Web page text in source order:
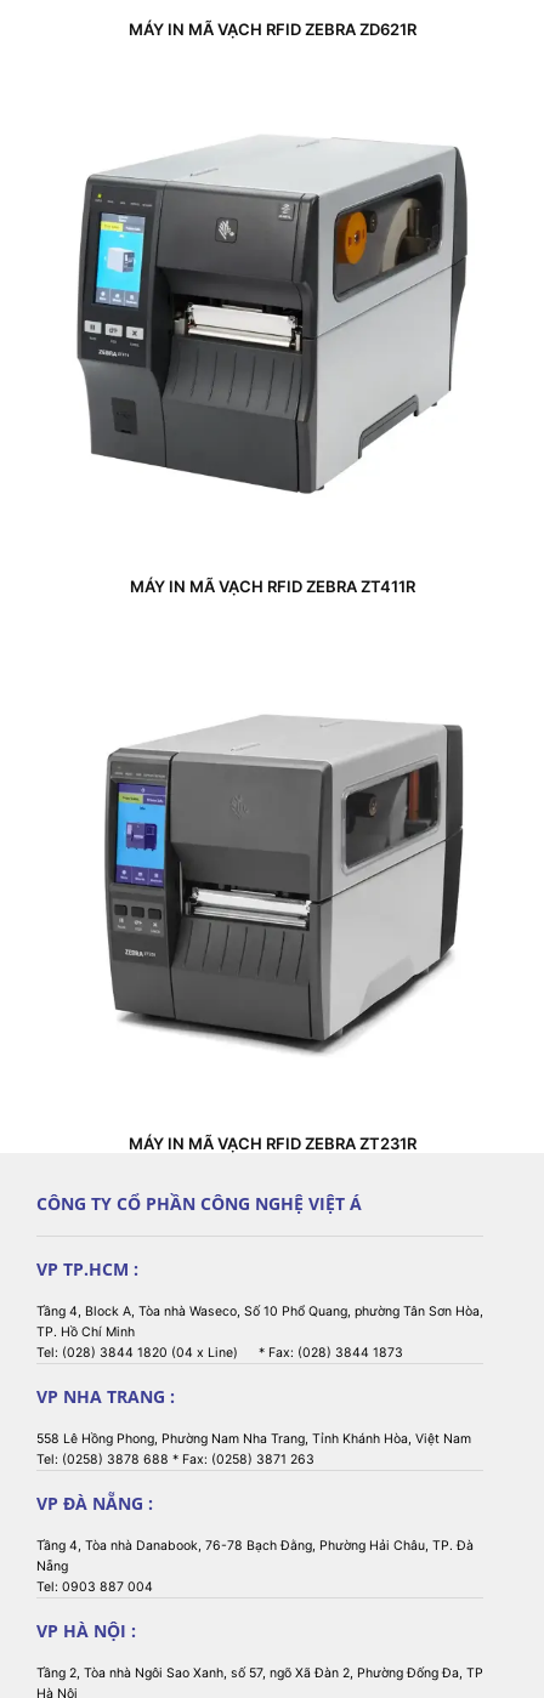
MÁY IN MÃ VẠCH RFID ZEBRA ZD621R
MÁY IN MÃ VẠCH RFID ZEBRA ZT411R
MÁY IN MÃ VẠCH RFID ZEBRA ZT231R
CÔNG TY CỔ PHẦN CÔNG NGHỆ VIỆT Á
VP TP.HCM :
Tầng 4, Block A, Tòa nhà Waseco, Số 10 Phổ Quang, phường Tân Sơn Hòa,
TP. Hồ Chí Minh
Tel: (028) 3844 1820 (04 x Line) * Fax: (028) 3844 1873
VP NHA TRANG :
558 Lê Hồng Phong, Phường Nam Nha Trang, Tỉnh Khánh Hòa, Việt Nam
Tel: (0258) 3878 688 * Fax: (0258) 3871 263
VP ĐÀ NẴNG :
Tầng 4, Tòa nhà Danabook, 76-78 Bạch Đằng, Phường Hải Châu, TP. Đà
Nẵng
Tel: 0903 887 004
VP HÀ NỘI :
Tầng 2, Tòa nhà Ngôi Sao Xanh, số 57, ngõ Xã Đàn 2, Phường Đống Đa, TP
Hà Nội